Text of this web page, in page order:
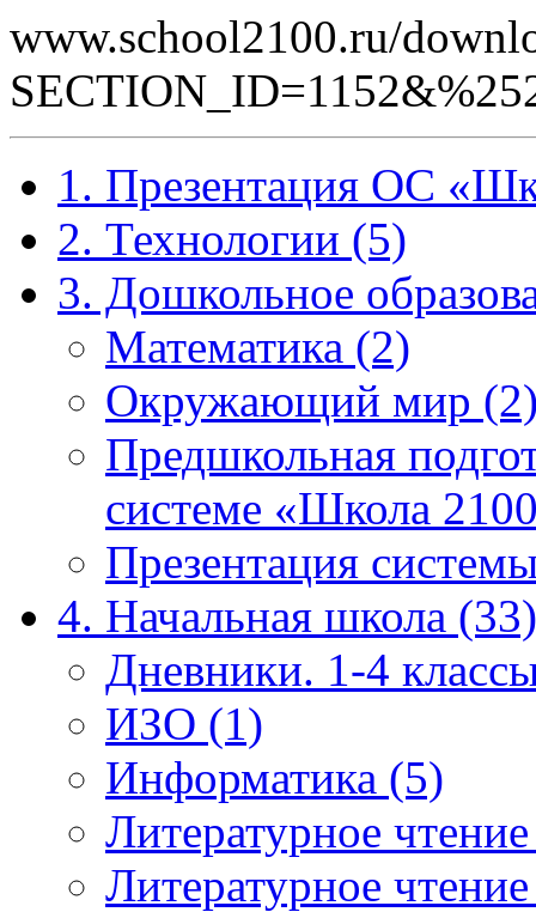
www.school2100.ru/
1. Презентация ОС
2. Технологии (5)
3. Дошкольное
Математика (2)
Окружающий мир
Предшкольная
системе «Школа
Презентация
4. Начальная школа (33)
Дневники. 1-4
ИЗО (1)
Информатика (5)
Литературное
Литературное